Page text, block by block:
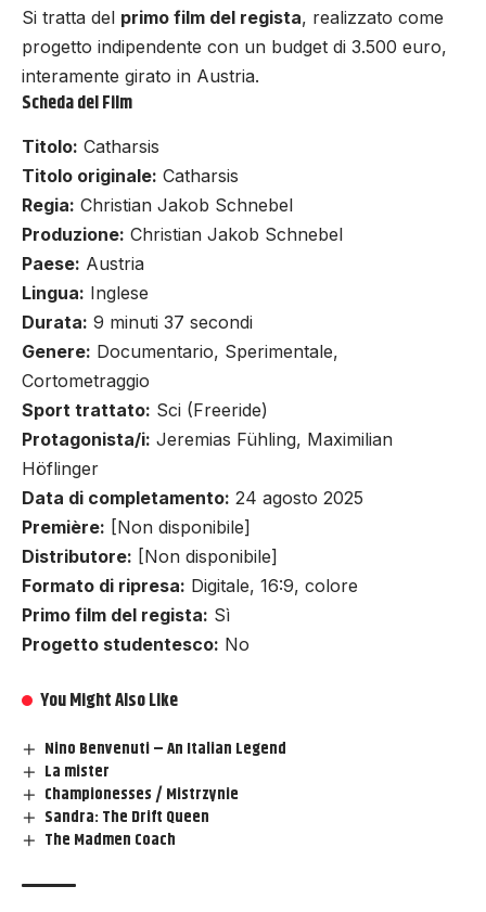
Si tratta del primo film del regista, realizzato come
progetto indipendente con un budget di 3.500 euro,
interamente girato in Austria.
Scheda del Film
Titolo: Catharsis
Titolo originale: Catharsis
Regia: Christian Jakob Schnebel
Produzione: Christian Jakob Schnebel
Paese: Austria
Lingua: Inglese
Durata: 9 minuti 37 secondi
Genere: Documentario, Sperimentale,
Cortometraggio
Sport trattato: Sci (Freeride)
Protagonista/i: Jeremias Fühling, Maximilian
Höflinger
Data di completamento: 24 agosto 2025
Première: [Non disponibile]
Distributore: [Non disponibile]
Formato di ripresa: Digitale, 16:9, colore
Primo film del regista: Sì
Progetto studentesco: No
You Might Also Like
Nino Benvenuti – An Italian Legend
La mister
Championesses / Mistrzynie
Sandra: The Drift Queen
The Madmen Coach